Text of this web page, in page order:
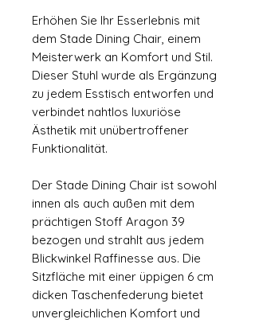
Erhöhen Sie Ihr Esserlebnis mit
dem Stade Dining Chair, einem
Meisterwerk an Komfort und Stil.
Dieser Stuhl wurde als Ergänzung
zu jedem Esstisch entworfen und
verbindet nahtlos luxuriöse
Ästhetik mit unübertroffener
Funktionalität.
Der Stade Dining Chair ist sowohl
innen als auch außen mit dem
prächtigen Stoff Aragon 39
bezogen und strahlt aus jedem
Blickwinkel Raffinesse aus. Die
Sitzfläche mit einer üppigen 6 cm
dicken Taschenfederung bietet
unvergleichlichen Komfort und